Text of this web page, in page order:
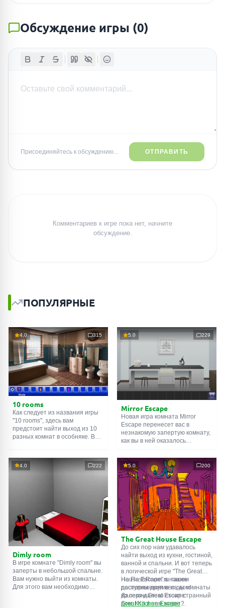
Обсуждение игры (0)
Присоединяйтесь к обсуждению... ОТПРАВИТЬ
Комментариев к игре пока нет, начните
обсуждение.
ПОПУЛЯРНЫЕ
4.0 315
10 rooms
Как следует из названия игры
"10 rooms", здесь вам
предстоит найти выход из 10
разных комнат в особняке. В
их, чтобы выйти. Выход из
одной комнаты является
5.0 229
Mirror Escape
Новая игра комната Mirror
Escape перенесет вас в
незнакомую запертую комнату,
как вы в ней оказалось
смекалки попробуйте решить
все, приготовленные авторами
для вас, головоломки и найти
выход на свободу.
Внимательно осмотрите
помещение, возможно вы
сможете найти какие-нибудь
подсказки. Желаем удачи!
4.0 222
Dimly room
В игре комнате "Dimly room" вы
заперты в небольшой спальне.
Вам нужно выйти из комнаты.
Для этого вам необходимо
5.0 200
The Great House Escape
До сих пор нам удавалось
найти выход из кухни, гостиной,
ванной и спальни. И вот теперь
в логической игре "The Great
House Escape" в нашем
распоряжении весь дом!
Далеко-далеко стоит странный
дом. Кто в нем живет?
На FlashRoom.ru также
доступны другие игры комнаты
из серии Great Escape:
Great Kitchen Escape